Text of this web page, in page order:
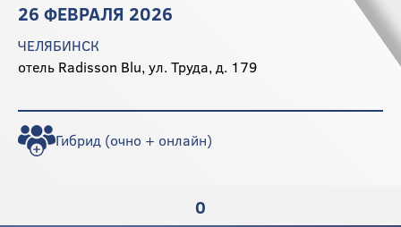
26 ФЕВРАЛЯ 2026
ЧЕЛЯБИНСК
отель Radisson Blu, ул. Труда, д. 179
Гибрид (очно + онлайн)
0